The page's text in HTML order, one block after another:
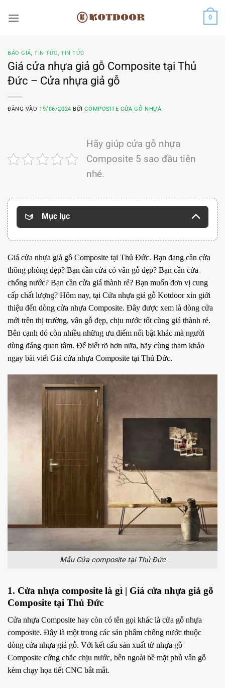
qua
0
BÁO GIÁ,TIN TỨC,TIN TỨC
Giá cửa nhựa giả gỗ Composite tại Thủ
Đức – Cửa nhựa giả gỗ
ĐĂNG VÀO 19/06/2024 BỞICOMPOSITE CỬA GỖ NHỰA
Hãy giúp cửa gỗ nhựa
Composite 5 sao đầu tiên
nhé.
Mục lục
Giá cửa nhựa giả gỗ Composite tại Thủ Đức. Bạn đang cần cửa
thông phòng đẹp? Bạn cần cửa có vân gỗ đẹp? Bạn cần cửa
chống nước? Bạn cần cửa giá thành rẻ? Bạn muốn đơn vị cung
cấp chất lượng? Hôm nay, tại Cửa nhựa giả gỗ Kotdoor xin giới
thiệu đến dòng cửa nhựa Composite. Đây được xem là dòng cửa
mới trên thị trường, vân gỗ đẹp, chịu nước tốt cùng giá thành rẻ.
Bên cạnh đó còn nhiều những ưu điểm nổi bật khác mà người
dùng đáng quan tâm. Để biết rõ hơn nữa, hãy cùng tham khảo
ngay bài viết Giá cửa nhựa Composite tại Thủ Đức.
Mẫu Cửa composite tại Thủ Đức
1. Cửa nhựa composite là gì | Giá cửa nhựa giả gỗ
Composite tại Thủ Đức
Cửa nhựa Composite hay còn có tên gọi khác là cửa gỗ nhựa
composite. Đây là một trong các sản phẩm chống nước thuộc
dòng cửa nhựa giả gỗ. Với kết cấu sản xuất từ nhựa gỗ
Composite cứng chắc chịu nước, bên ngoài bề mặt phủ vân gỗ
kèm chạy họa tiết CNC bắt mắt.